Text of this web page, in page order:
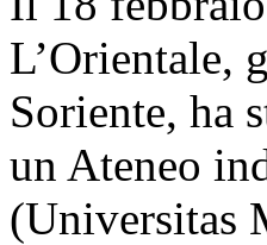
L’Orientale,
Soriente, ha
un Ateneo
(Universitas